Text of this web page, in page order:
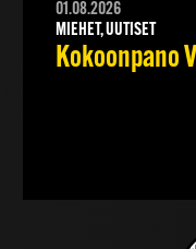
01.08.2026
MIEHET, UUTISET
Kokoonpano